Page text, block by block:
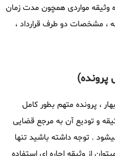
وثیقه مواردی همچون مدت زمان
، مشخصات دو طرف قرارداد ،
، پرونده متهم بطور کامل
و تودیع آن به مرجع قضایی
. توجه داشته باشید تنها
از وثیقه اجاره ای استفاده